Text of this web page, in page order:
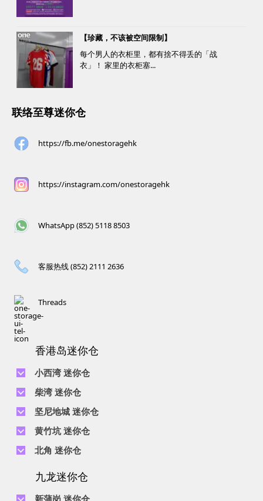
物乐。 优惠详情...
【珍藏，不该被空间限制】
每个男人的衣柜里，都有捨不得丢的「战
衣」！ 家里的衣柜塞...
联络至尊迷你仓
https://fb.me/onestoragehk
https://instagram.com/onestoragehk
WhatsApp (852) 5118 8503
客服热线 (852) 2111 2636
Threads
香港岛迷你仓
小西湾 迷你仓
电话 :2111 1062
地址 : 柴湾新业街5号王子工业大厦4楼
地址 : 柴湾新业街11号森龙工业大厦7楼B室
柴湾 迷你仓
电话 :2194 0038
地址 : 柴湾祥利街7号万峰工业大厦6楼C室
地址 : 柴湾利众街20号柴湾中心工业大厦6楼B室及14楼B1室
坚尼地城 迷你仓
电话 : 2623 0280
地址 : 坚尼地城士美菲路12P号祥兴工业大厦9楼
黄竹坑 迷你仓
电话 :2680 9691
地址 : 黄竹坑道18号瑞琪工业大厦14楼A室
电话 :2116 8113
北角 迷你仓
地址 : 香港屈臣道4-6号海景大厦B座10楼4&6室
九龙迷你仓
新蒲岗 迷你仓